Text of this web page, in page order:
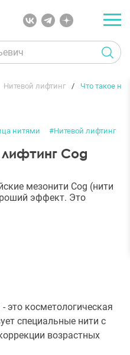
Нитевой лифтинг Что такое
нитями
#Нитевой лифтинг
Cog
мезонити Cog (нити
эффект. Это
это косметологическая
специальные нити с
возрастных